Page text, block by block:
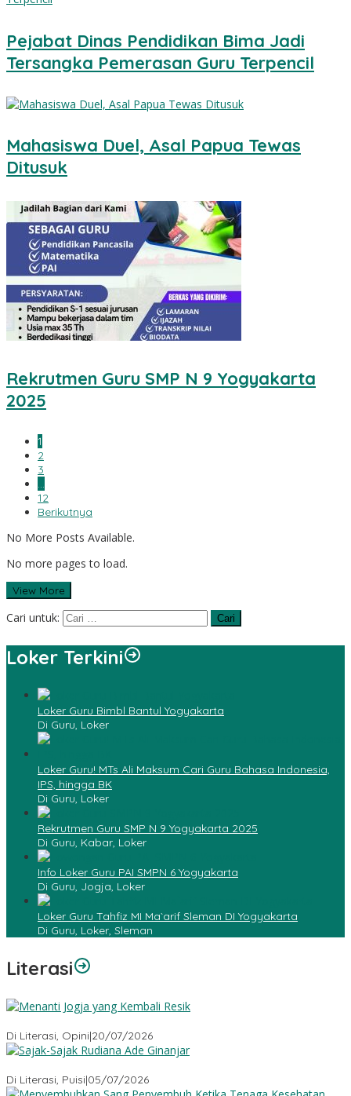
Pejabat Dinas Pendidikan Bima Jadi
Tersangka Pemerasan Guru Terpencil
Mahasiswa Duel, Asal Papua Tewas
Ditusuk
Rekrutmen Guru SMP N 9 Yogyakarta
2025
1
2
3
…
12
Berikutnya
No More Posts Available.
No more pages to load.
View More
Cari untuk:
Loker Terkini
Loker Guru Bimbl Bantul Yogyakarta
Di Guru, Loker
Loker Guru! MTs Ali Maksum Cari Guru Bahasa Indonesia,
IPS, hingga BK
Di Guru, Loker
Rekrutmen Guru SMP N 9 Yogyakarta 2025
Di Guru, Kabar, Loker
Info Loker Guru PAI SMPN 6 Yogyakarta
Di Guru, Jogja, Loker
Loker Guru Tahfiz MI Ma`arif Sleman DI Yogyakarta
Di Guru, Loker, Sleman
Literasi
Di Literasi, Opini|20/07/2026
Di Literasi, Puisi|05/07/2026